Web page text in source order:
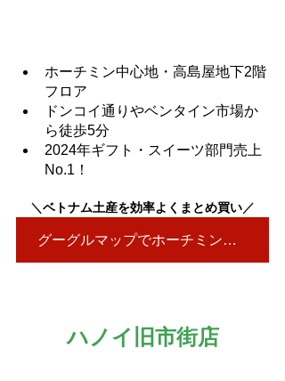
ホーチミン中心地・高島屋地下2階
フロア
ドンコイ通りやベンタイン市場か
ら徒歩5分
2024年ギフト・スイーツ部門売上
No.1！
＼ベトナム土産を効率よくまとめ買い／
グーグルマップでホーチミン店を見る▶
ハノイ旧市街店